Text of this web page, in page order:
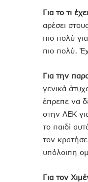
Για το τι
αρέσει
πιο πολύ
πιο πολύ.
Για την
γενικά
έπρεπε να
στην ΑΕΚ
το παιδί
τον
υπόλοιπη
Για τον